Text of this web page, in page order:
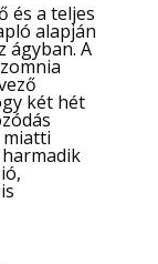
és a teljes
alapján
ágyban. A
két hét
miatti